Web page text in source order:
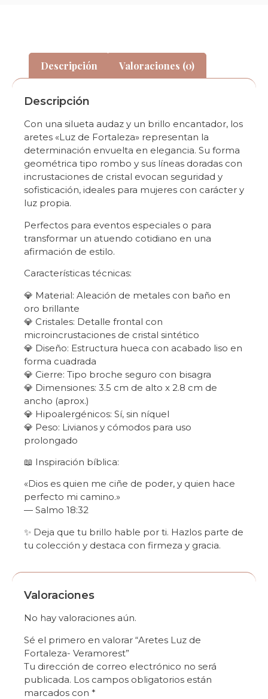
Descripción Valoraciones (0)
Descripción
Con una silueta audaz y un brillo encantador, los
aretes «Luz de Fortaleza» representan la
determinación envuelta en elegancia. Su forma
geométrica tipo rombo y sus líneas doradas con
incrustaciones de cristal evocan seguridad y
sofisticación, ideales para mujeres con carácter y
luz propia.
Perfectos para eventos especiales o para
transformar un atuendo cotidiano en una
afirmación de estilo.
Características técnicas:
💎 Material: Aleación de metales con baño en
oro brillante
💎 Cristales: Detalle frontal con
microincrustaciones de cristal sintético
💎 Diseño: Estructura hueca con acabado liso en
forma cuadrada
💎 Cierre: Tipo broche seguro con bisagra
💎 Dimensiones: 3.5 cm de alto x 2.8 cm de
ancho (aprox.)
💎 Hipoalergénicos: Sí, sin níquel
💎 Peso: Livianos y cómodos para uso
prolongado
📖 Inspiración bíblica:
«Dios es quien me ciñe de poder, y quien hace
perfecto mi camino.»
— Salmo 18:32
✨ Deja que tu brillo hable por ti. Hazlos parte de
tu colección y destaca con firmeza y gracia.
Valoraciones
No hay valoraciones aún.
Sé el primero en valorar “Aretes Luz de
Fortaleza- Veramorest”
Tu dirección de correo electrónico no será
publicada. Los campos obligatorios están
marcados con *